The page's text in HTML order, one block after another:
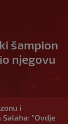
šampion
njegovu
i
"Ovdje